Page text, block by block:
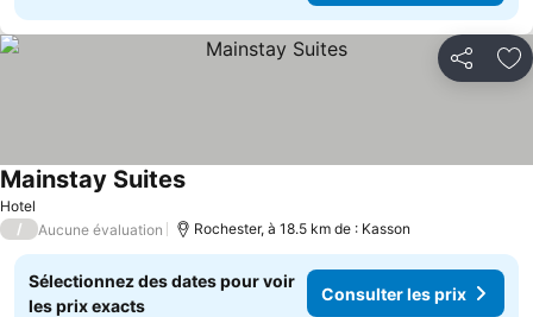
Partager
Hotel
Mainstay Suites
/ Aucune évaluation Rochester, à 18.5 km de : Kasson
Sélectionnez des dates pour voir
les prix exacts
Consulter les prix